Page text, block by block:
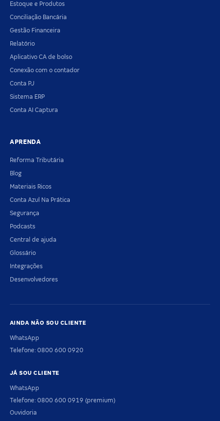
Estoque e Produtos
Conciliação Bancária
Gestão Financeira
Relatório
Aplicativo CA de bolso
Conexão com o contador
Conta PJ
Sistema ERP
Conta AI Captura
APRENDA
Reforma Tributária
Blog
Materiais Ricos
Conta Azul Na Prática
Segurança
Podcasts
Central de ajuda
Glossário
Integrações
Desenvolvedores
AINDA NÃO SOU CLIENTE
WhatsApp
Telefone: 0800 600 0920
JÁ SOU CLIENTE
WhatsApp
Telefone: 0800 600 0919 (premium)
Ouvidoria